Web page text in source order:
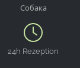
Собака
24h Rezeption